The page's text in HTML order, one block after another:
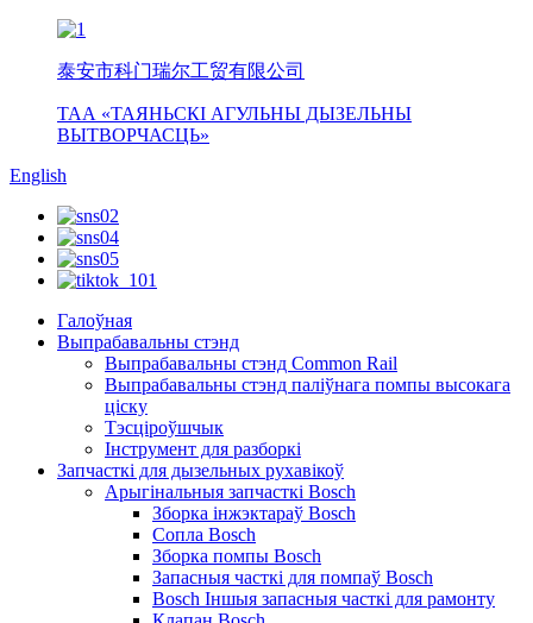
泰安市科门瑞尔工贸有限公司
ТАА «ТАЯНЬСКІ АГУЛЬНЫ ДЫЗЕЛЬНЫ
ВЫТВОРЧАСЦЬ»
English
Галоўная
Выпрабавальны стэнд
Выпрабавальны стэнд Common Rail
Выпрабавальны стэнд паліўнага помпы высокага
ціску
Тэсціроўшчык
Інструмент для разборкі
Запчасткі для дызельных рухавікоў
Арыгінальныя запчасткі Bosch
Зборка інжэктараў Bosch
Сопла Bosch
Зборка помпы Bosch
Запасныя часткі для помпаў Bosch
Bosch Іншыя запасныя часткі для рамонту